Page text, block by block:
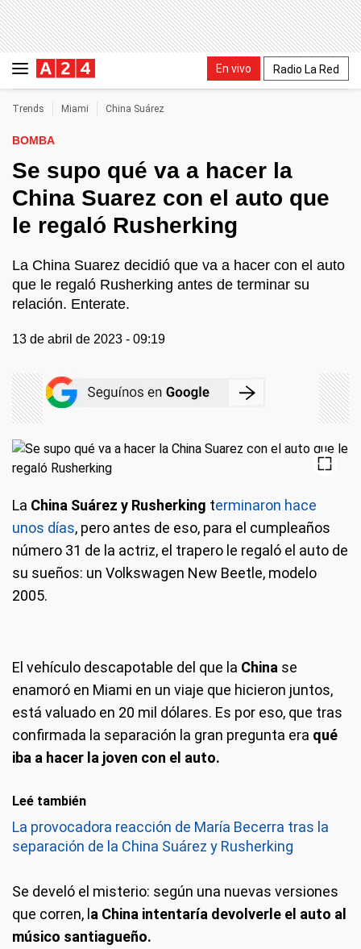
En vivo Radio La Red
Trends Miami China Suárez
BOMBA
Se supo qué va a hacer la
China Suarez con el auto que
le regaló Rusherking
La China Suarez decidió que va a hacer con el auto
que le regaló Rusherking antes de terminar su
relación. Enterate.
13 de abril de 2023 - 09:19
La China Suárez y Rusherking terminaron hace
unos días, pero antes de eso, para el cumpleaños
número 31 de la actriz, el trapero le regaló el auto de
su sueños: un Volkswagen New Beetle, modelo
2005.
El vehículo descapotable del que la China se
enamoró en Miami en un viaje que hicieron juntos,
está valuado en 20 mil dólares. Es por eso, que tras
confirmada la separación la gran pregunta era qué
iba a hacer la joven con el auto.
Leé también
La provocadora reacción de María Becerra tras la
separación de la China Suárez y Rusherking
Se develó el misterio: según una nuevas versiones
que corren, l a China intentaría devolverle el auto al
músico santiagueño.